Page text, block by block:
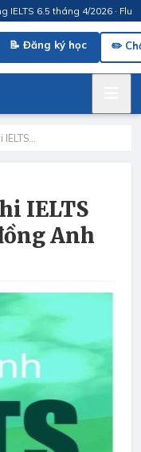
6.5 tháng 4/2026 ·
📝 Đăng ký học ✏️
IELTS
Anh